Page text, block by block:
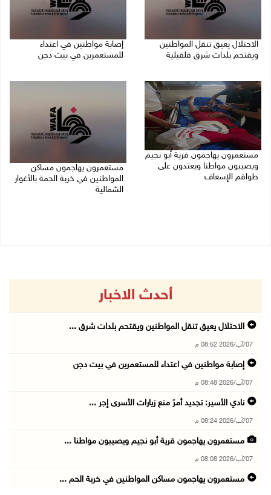
الاحتلال يعيق تنقل المواطنين
ويقتحم بلدات شرق قلقيلية
إصابة مواطنين في اعتداء
للمستعمرين في بيت دجن
مستعمرون يهاجمون قرية أبو نجيم
ويصيبون مواطنا ويعتدون على
طواقم الإسعاف
مستعمرون يهاجمون مساكن
المواطنين في خربة الحمة بالأغوار
الشمالية
أحدث الاخبار
الاحتلال يعيق تنقل المواطنين ويقتحم بلدات شرق ...
07/آب/2026 08:52 م
إصابة مواطنين في اعتداء للمستعمرين في بيت دجن
07/آب/2026 08:48 م
نادي الأسير: تجديد أمرَ منع زيارات الأسرى إجر ...
07/آب/2026 08:24 م
مستعمرون يهاجمون قرية أبو نجيم ويصيبون مواطنا ...
07/آب/2026 08:08 م
مستعمرون يهاجمون مساكن المواطنين في خربة الحم ...